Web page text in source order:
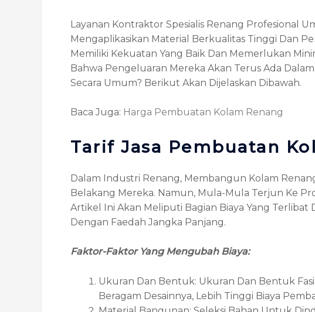
Layanan Kontraktor Spesialis Renang Profesional
Mengaplikasikan Material Berkualitas Tinggi Dan
Memiliki Kekuatan Yang Baik Dan Memerlukan
Bahwa Pengeluaran Mereka Akan Terus Ada
Secara Umum? Berikut Akan Dijelaskan Dibawah.
Baca Juga: Harga Pembuatan Kolam Renang
Tarif Jasa Pembuatan
Dalam Industri Renang, Membangun Kolam
Belakang Mereka. Namun, Mula-Mula Terjun Ke
Artikel Ini Akan Meliputi Bagian Biaya Yang
Dengan Faedah Jangka Panjang.
Faktor-Faktor Yang Mengubah Biaya:
Ukuran Dan Bentuk: Ukuran Dan Bentuk
Beragam Desainnya, Lebih Tinggi Biaya